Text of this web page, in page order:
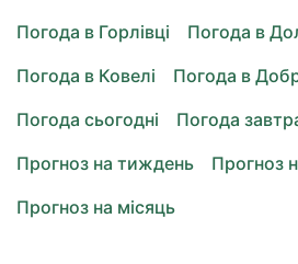
Погода в Горлівці
Погода в
Погода в Ковелі
Погода в
Погода сьогодні
Погода
Прогноз на тиждень
Прогноз
Прогноз на місяць